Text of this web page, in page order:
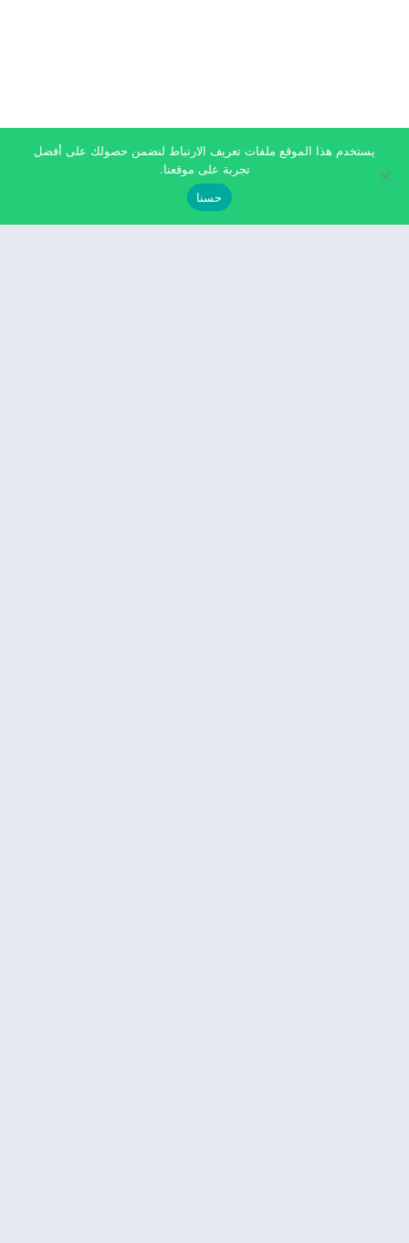
يستخدم هذا الموقع ملفات تعريف الارتباط لنضمن حصولك على أفضل
تجربة على موقعنا.
حسنا